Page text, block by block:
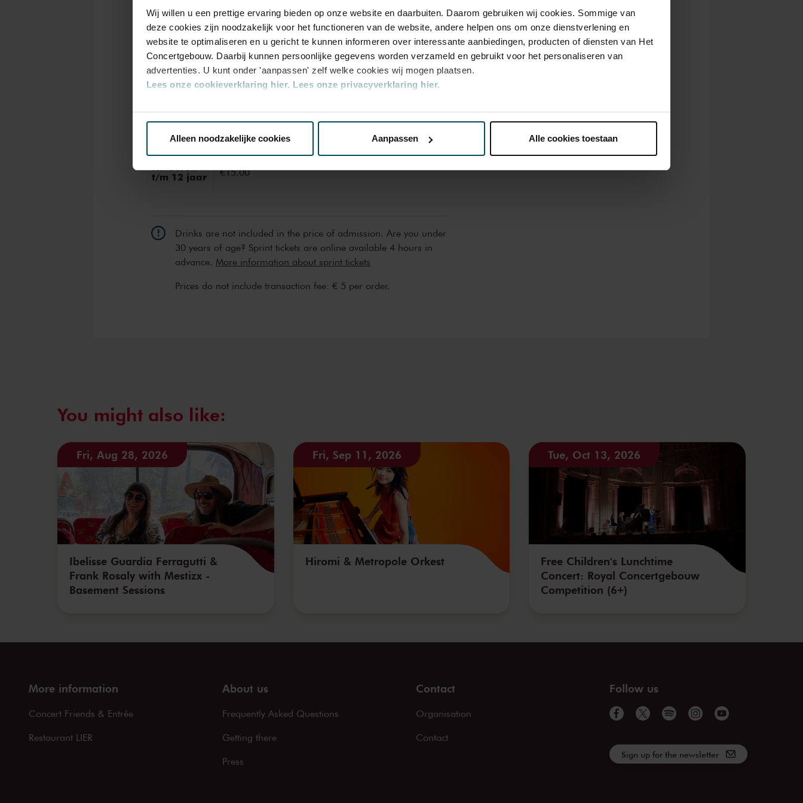
Wij willen u een prettige ervaring bieden op onze website en daarbuiten. Daarom gebruiken wij cookies. Sommige van
deze cookies zijn noodzakelijk voor het functioneren van de website, andere helpen ons om onze dienstverlening en
website te optimaliseren en u gericht te kunnen informeren over interessante aanbiedingen, producten of diensten van Het
Concertgebouw. Daarbij kunnen persoonlijke gegevens worden verzameld en gebruikt voor het personaliseren van
advertenties. U kunt onder 'aanpassen' zelf welke cookies wij mogen plaatsen.
Lees onze cookieverklaring hier. Lees onze privacyverklaring hier.
Via decookieverklaringop onze website kunt u uw toestemming op elk moment wijzigen of intrekken.
We werken samen met32 derdendie uw gegevens kunnen ontvangen en verwerken.
Alleen noodzakelijke cookies Aanpassen Alle cookies toestaan
Tickets
Category
Standaard
Standaard €16.00
Kinderen
t/m 12 jaar €15.00
Drinks are not included in the price of admission. Are you under
30 years of age? Sprint tickets are online available 4 hours in
advance. More information about sprint tickets
Prices do not include transaction fee: € 5 per order.
You might also like:
Fri, Aug 28, 2026
Ibelisse Guardia Ferragutti &
Frank Rosaly with Mestizx -
Basement Sessions
Fri, Sep 11, 2026
Hiromi & Metropole Orkest
Tue, Oct 13, 2026
Free Children's Lunchtime
Concert: Royal Concertgebouw
Competition (6+)
More information
Concert Friends & Entrée
Restaurant LIER
About us
Frequently Asked Questions
Getting there
Press
Contact
Organisation
Contact
Follow us
Sign up for the newsletter